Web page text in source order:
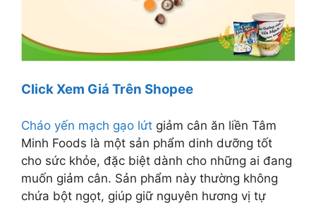
Click Xem Giá Trên Shopee
Cháo yến mạch gạo lứt giảm cân ăn liền Tâm
Minh Foods là một sản phẩm dinh dưỡng tốt
cho sức khỏe, đặc biệt dành cho những ai đang
muốn giảm cân. Sản phẩm này thường không
chứa bột ngọt, giúp giữ nguyên hương vị tự